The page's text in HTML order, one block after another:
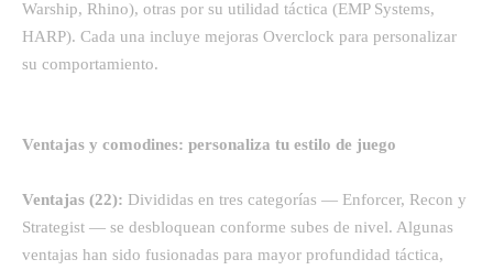
Warship, Rhino), otras por su utilidad táctica (EMP Systems,
HARP). Cada una incluye mejoras Overclock para personalizar
su comportamiento.
Ventajas y comodines: personaliza tu estilo de juego
Ventajas (22): Divididas en tres categorías — Enforcer, Recon y
Strategist — se desbloquean conforme subes de nivel. Algunas
ventajas han sido fusionadas para mayor profundidad táctica,